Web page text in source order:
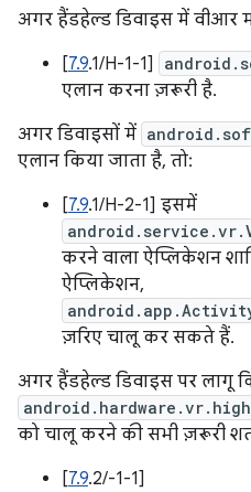
अगर हैंडहेल्ड डिवाइस में वीआर
[7.9.1/H-1-1]
एलान करना ज़रूरी है.
अगर डिवाइसों में
एलान किया जाता है, तो:
[7.9.1/H-2-1] इसमें
करने वाला ऐप्लिकेशन
ऐप्लिकेशन,
ज़रिए चालू कर सकते हैं.
अगर हैंडहेल्ड डिवाइस पर लागू
को चालू करने की सभी ज़रूरी
[7.9.2/-1-1]